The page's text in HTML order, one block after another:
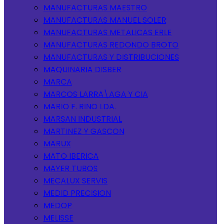
MANUFACTURAS MAESTRO
MANUFACTURAS MANUEL SOLER
MANUFACTURAS METALICAS ERLE
MANUFACTURAS REDONDO BROTO
MANUFACTURAS Y DISTRIBUCIONES
MAQUINARIA DISBER
MARCA
MARCOS LARRA\AGA Y CIA
MARIO F. RINO LDA.
MARSAN INDUSTRIAL
MARTINEZ Y GASCON
MARUX
MATO IBERICA
MAYER TUBOS
MECALUX SERVIS
MEDID PRECISION
MEDOP
MELISSE